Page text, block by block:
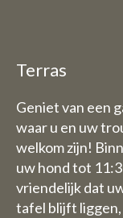
Terras
Geniet van een
waar u en uw
welkom zijn!
uw hond tot
vriendelijk dat
tafel blijft liggen,
De
met 9